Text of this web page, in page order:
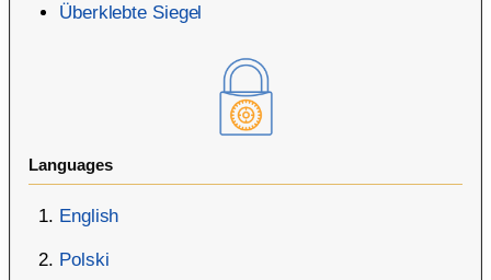
Überklebte Siegel
Languages
English
Polski